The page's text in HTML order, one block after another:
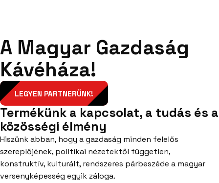
A Magyar Gazdaság
Kávéháza!
LEGYEN PARTNERÜNK!
Termékünk a kapcsolat, a tudás és a
közösségi élmény
Hiszünk abban, hogy a gazdaság minden felelős
szereplőjének, politikai nézetektől független,
konstruktív, kulturált, rendszeres párbeszéde a magyar
versenyképesség egyik záloga.